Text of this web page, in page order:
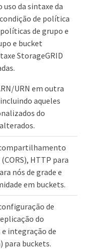
da sintaxe da
condição de política
de grupo e
e bucket
StorageGRID
URN em outra
aqueles
do
HTTP para
nós de grade e
em buckets.
de
do
integração de
para buckets.